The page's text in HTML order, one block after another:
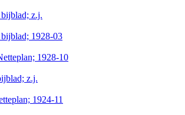
z.j.
1928-03
1928-10
z.j.
1924-11